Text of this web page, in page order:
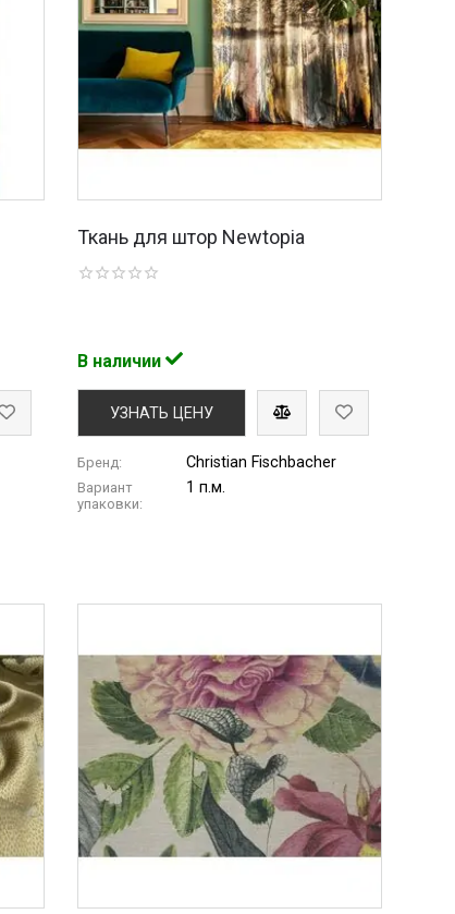
Ткань для штор Newtopia
В наличии
УЗНАТЬ ЦЕНУ
Бренд: Christian Fischbacher
Вариант
упаковки:
1 п.м.